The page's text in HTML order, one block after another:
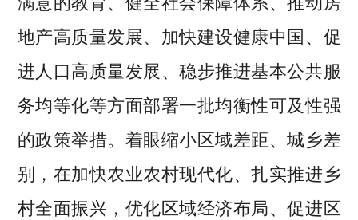
地产高质量发展、加快建设健康中国、促
进人口高质量发展、稳步推进基本公共服
务均等化等方面部署一批均衡性可及性强
的政策举措。着眼缩小区域差距、城乡差
别，在加快农业农村现代化、扎实推进乡
村全面振兴，优化区域经济布局、促进区